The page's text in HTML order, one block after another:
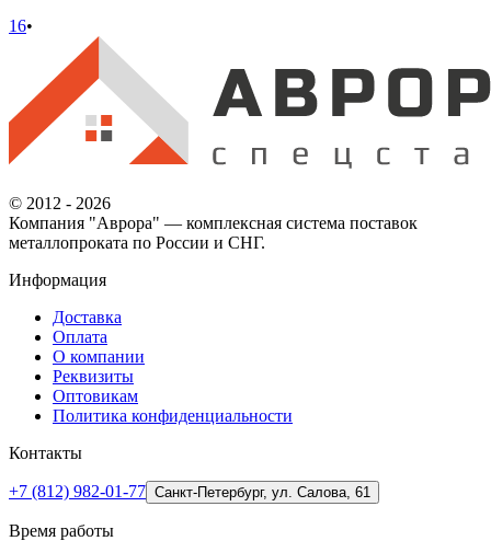
16•
© 2012 - 2026
Компания "Аврора" — комплексная система поставок
металлопроката по России и СНГ.
Информация
Доставка
Оплата
О компании
Реквизиты
Оптовикам
Политика конфиденциальности
Контакты
+7 (812) 982-01-77 Санкт-Петербург, ул. Салова, 61
Время работы